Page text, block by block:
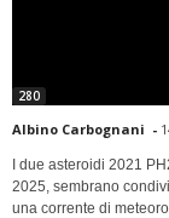
280
Albino Carbognani -
I due asteroidi 2021
2025, sembrano
una corrente di